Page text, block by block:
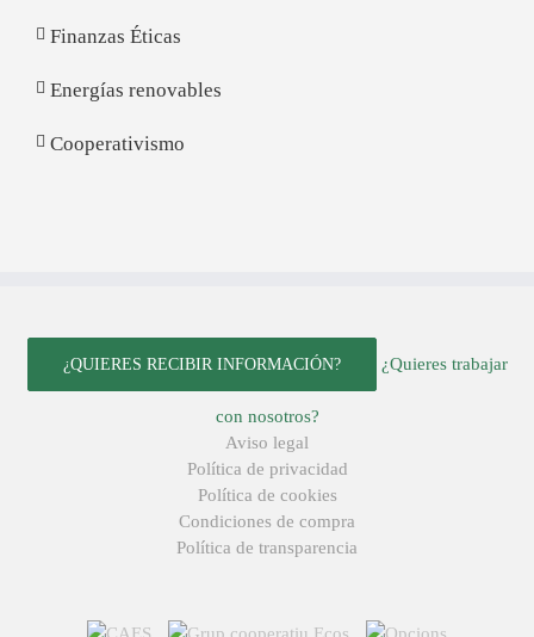
Finanzas Éticas
Energías renovables
Cooperativismo
¿QUIERES RECIBIR INFORMACIÓN? ¿Quieres trabajar
con nosotros?
Aviso legal
Política de privacidad
Política de cookies
Condiciones de compra
Política de transparencia